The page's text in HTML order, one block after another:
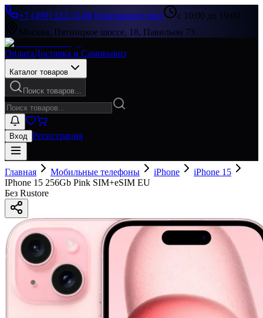
+7 (499) 322-33-86|Перезвоните мне
с 10:00 до 19:00
Москва, Пятницкое шоссе, 18, Павильон 73
ОплатаДоставка и Самовывоз
Каталог товаров
Поиск товаров...
Вход Регистрация
Главная Мобильные телефоны iPhone
iPhone 15
IPhone 15 256Gb Pink SIM+eSIM EU
Без Rustore